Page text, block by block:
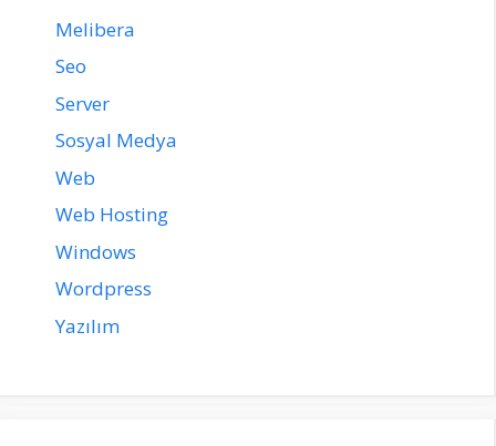
Melibera
Seo
Server
Sosyal Medya
Web
Web Hosting
Windows
Wordpress
Yazılım